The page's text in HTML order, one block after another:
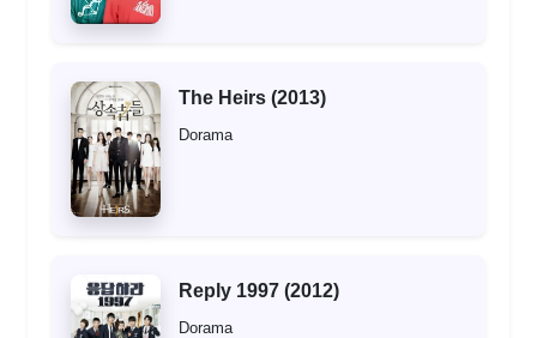
The Heirs (2013)
Dorama
Reply 1997 (2012)
Dorama